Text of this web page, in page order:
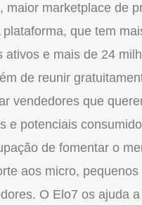
maior marketplace de
que tem
ativos e mais de 24
de reunir
vendedores que
e potenciais
de fomentar o
aos micro, pequenos
O Elo7 os ajuda